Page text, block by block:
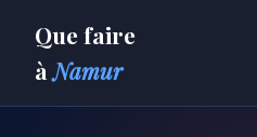
Que faire
àNamur